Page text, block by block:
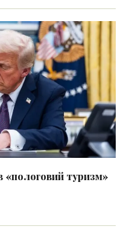
«пологовий туризм»